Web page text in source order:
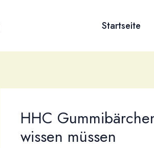
Startseite
HHC
wissen müssen